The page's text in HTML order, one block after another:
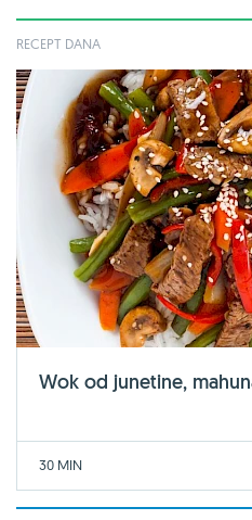
RECEPT DANA
Wok od junetine,
30 MIN